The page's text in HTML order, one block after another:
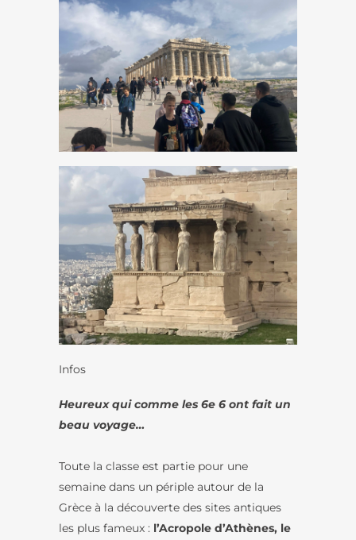
Infos
Heureux qui comme les 6e 6 ont fait un
beau voyage…
Toute la classe est partie pour une
semaine dans un périple autour de la
Grèce à la découverte des sites antiques
les plus fameux : l’Acropole d’Athènes, le